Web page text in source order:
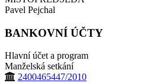
Pavel Pejchal
BANKOVNÍ ÚČTY
Hlavní účet a program
Manželská setkání
2400465447/2010